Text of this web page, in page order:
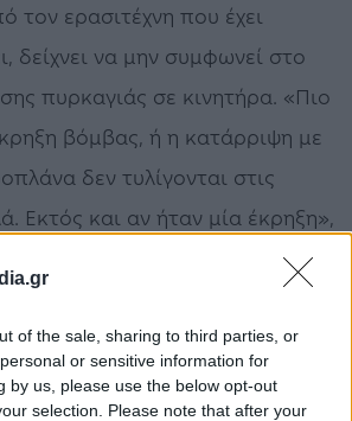
of the sale, sharing to third parties, or
or sensitive information for
by us, please use the below opt-out
selection. Please note that after your
τον ερασιτέχνη που έχει
δείχνει να μην συμφωνεί στο
πυρκαγιάς σε κινητήρα. «Πιο
βόμβας, ή η κατάρριψη με
δεν τυλίγονται στις
Εκτός και αν ήταν μία έκρηξη»,
συνέβη καταγράφεται την ώρα
737 MAX της Boeing